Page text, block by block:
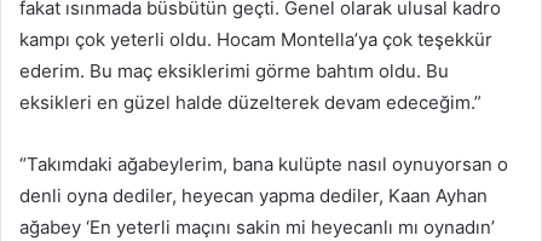
fakat ısınmada büsbütün geçti. Genel olarak ulusal kadro
kampı çok yeterli oldu. Hocam Montella’ya çok teşekkür
ederim. Bu maç eksiklerimi görme bahtım oldu. Bu
eksikleri en güzel halde düzelterek devam edeceğim.”
“Takımdaki ağabeylerim, bana kulüpte nasıl oynuyorsan o
denli oyna dediler, heyecan yapma dediler, Kaan Ayhan
ağabey ‘En yeterli maçını sakin mi heyecanlı mı oynadın’